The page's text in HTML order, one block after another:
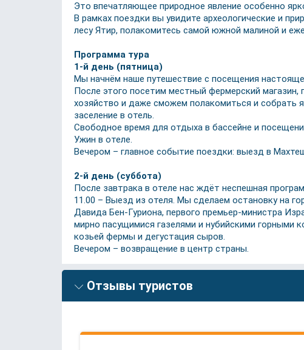
Это впечатляющее природное явление особенно
В рамках поездки вы увидите археологические и
лесу Ятир, полакомитесь самой южной малиной и
Программа тура
1-й день (пятница)
Мы начнём наше путешествие с посещения
После этого посетим местный фермерский
хозяйство и даже сможем полакомиться и собрать
заселение в отель.
Свободное время для отдыха в бассейне и
Ужин в отеле.
Вечером – главное событие поездки: выезд в
2-й день (суббота)
После завтрака в отеле нас ждёт неспешная
11.00 – Выезд из отеля. Мы сделаем остановку на
Давида Бен-Гуриона, первого премьер-министра
мирно пасущимися газелями и нубийскими горными
козьей фермы и дегустация сыров.
Вечером – возвращение в центр страны.
Отзывы туристов